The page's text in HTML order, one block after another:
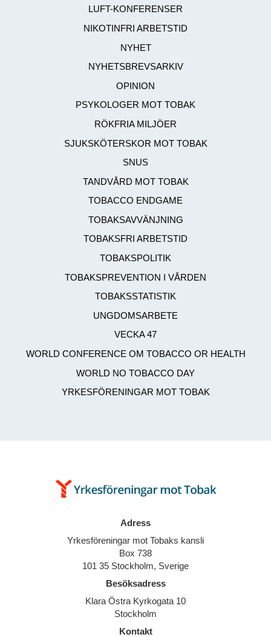
LUFT-KONFERENSER
NIKOTINFRI ARBETSTID
NYHET
NYHETSBREVSARKIV
OPINION
PSYKOLOGER MOT TOBAK
RÖKFRIA MILJÖER
SJUKSKÖTERSKOR MOT TOBAK
SNUS
TANDVÅRD MOT TOBAK
TOBACCO ENDGAME
TOBAKSAVVÄNJNING
TOBAKSFRI ARBETSTID
TOBAKSPOLITIK
TOBAKSPREVENTION I VÅRDEN
TOBAKSSTATISTIK
UNGDOMSARBETE
VECKA 47
WORLD CONFERENCE OM TOBACCO OR HEALTH
WORLD NO TOBACCO DAY
YRKESFÖRENINGAR MOT TOBAK
Adress
Yrkesföreningar mot Tobaks kansli
Box 738
101 35 Stockholm, Sverige
Besöksadress
Klara Östra Kyrkogata 10
Stockholm
Kontakt